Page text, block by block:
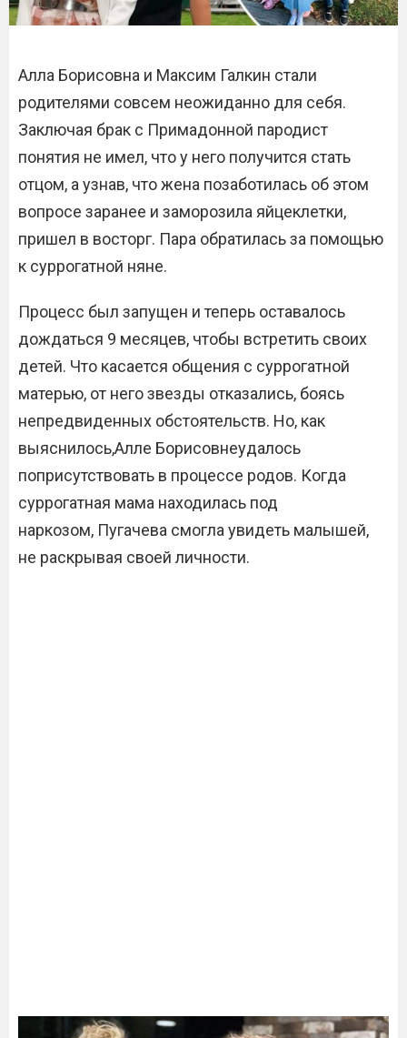
Алла Борисовна и Максим Галкин стали
родителями совсем неожиданно для себя.
Заключая брак с Примадонной пародист
понятия не имел, что у него получится стать
отцом, а узнав, что жена позаботилась об этом
вопросе заранее и заморозила яйцеклетки,
пришел в восторг. Пара обратилась за помощью
к суррогатной няне.
Процесс был запущен и теперь оставалось
дождаться 9 месяцев, чтобы встретить своих
детей. Что касается общения с суррогатной
матерью, от него звезды отказались, боясь
непредвиденных обстоятельств. Но, как
выяснилось,Алле Борисовнеудалось
поприсутствовать в процессе родов. Когда
суррогатная мама находилась под
наркозом, Пугачева смогла увидеть малышей,
не раскрывая своей личности.